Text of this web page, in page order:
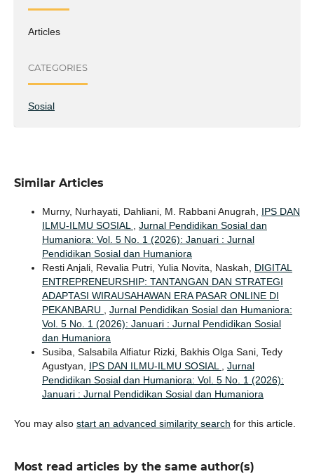
Articles
CATEGORIES
Sosial
Similar Articles
Murny, Nurhayati, Dahliani, M. Rabbani Anugrah, IPS DAN
ILMU-ILMU SOSIAL
Jurnal Pendidikan Sosial dan
Humaniora: Vol. 5 No. 1 (2026): Januari : Jurnal
Pendidikan Sosial dan Humaniora
Resti Anjali, Revalia Putri, Yulia Novita, Naskah, DIGITAL
ENTREPRENEURSHIP: TANTANGAN DAN STRATEGI
ADAPTASI WIRAUSAHAWAN ERA PASAR ONLINE DI
PEKANBARU
Jurnal Pendidikan Sosial dan Humaniora:
Vol. 5 No. 1 (2026): Januari : Jurnal Pendidikan Sosial
dan Humaniora
Susiba, Salsabila Alfiatur Rizki, Bakhis Olga Sani, Tedy
Agustyan, IPS DAN ILMU-ILMU SOSIAL
Jurnal
Pendidikan Sosial dan Humaniora: Vol. 5 No. 1 (2026):
Januari : Jurnal Pendidikan Sosial dan Humaniora
You may also start an advanced similarity search for this article.
Most read articles by the same author(s)